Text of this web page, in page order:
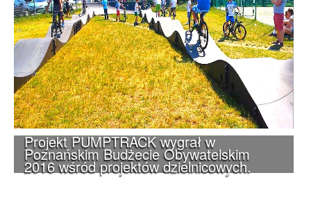
Projekt PUMPTRACK wygrał w
Poznańskim Budżecie Obywatelskim
2016 wśród projektów dzielnicowych.